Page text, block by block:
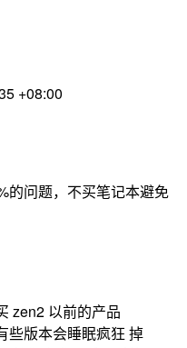
+08:00
的问题，不买笔记本避免
zen2 以前的产品
些版本会睡眠疯狂 掉